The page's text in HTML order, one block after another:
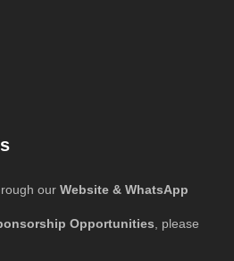
our Website & WhatsApp
Opportunities , please